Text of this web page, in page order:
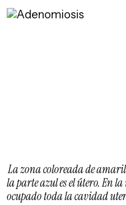
La zona coloreada de
la parte azul es el útero. En
ocupado toda la cavidad